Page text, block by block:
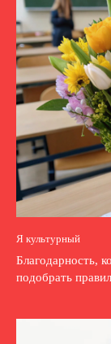
Я культурный
Благодарность,
подобрать